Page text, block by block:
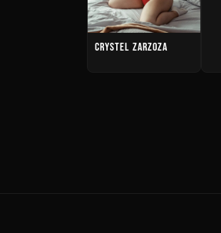
CRYSTEL ZARZOZA